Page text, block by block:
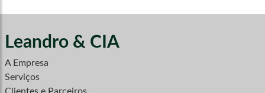
Leandro & CIA
A Empresa
Serviços